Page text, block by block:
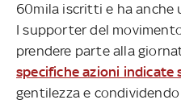
60mila iscritti e ha anche
I supporter del
prendere parte alla
specifiche azioni indicate
gentilezza e